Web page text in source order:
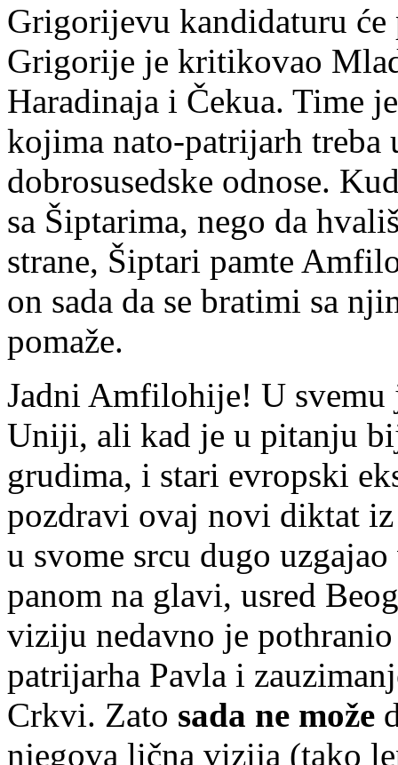
Grigorijevu kandidaturu
Grigorije je kritikovao
Haradinaja i Čekua. Time
kojima nato-patrijarh treba
dobrosusedske odnose.
sa Šiptarima, nego da
strane, Šiptari pamte
on sada da se bratimi sa
pomaže.
Jadni Amfilohije! U
Uniji, ali kad je u pitanju
grudima, i stari evropski
pozdravi ovaj novi diktat
u svome srcu dugo
panom na glavi, usred
viziju nedavno je
patrijarha Pavla i
Crkvi. Zato sada ne može
njegova lična vizija (tako